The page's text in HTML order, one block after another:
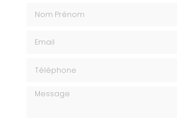
Message